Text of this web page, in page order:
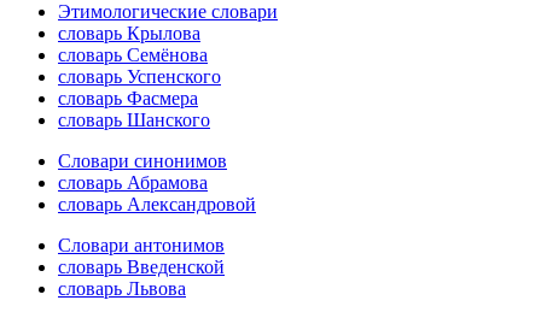
Этимологические словари
словарь Крылова
словарь Семёнова
словарь Успенского
словарь Фасмера
словарь Шанского
Словари синонимов
словарь Абрамова
словарь Александровой
Словари антонимов
словарь Введенской
словарь Львова